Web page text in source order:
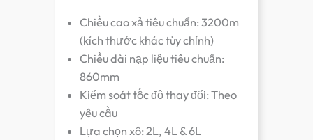
Chiều cao xả tiêu chuẩn: 3200m
(kích thước khác tùy chỉnh)
Chiều dài nạp liệu tiêu chuẩn:
860mm
Kiểm soát tốc độ thay đổi: Theo
yêu cầu
Lựa chọn xô: 2L, 4L & 6L